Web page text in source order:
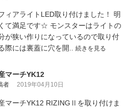
ィアライトLED取り付けました！ 明
て満足です☆ モンスターはライトの
が狭い作りになっているので取り付
際には裏蓋に穴を開.. 続きを見る
マーチYK12
者 2019年04月10日
マーチYK12 RIZINGⅡを取り付けま